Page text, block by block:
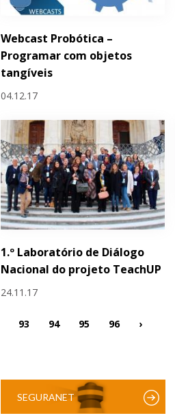
Webcast Probótica –
Programar com objetos
tangíveis
04.12.17
1.º Laboratório de Diálogo
Nacional do projeto TeachUP
24.11.17
93 94 95 96 ›
SEGURANET